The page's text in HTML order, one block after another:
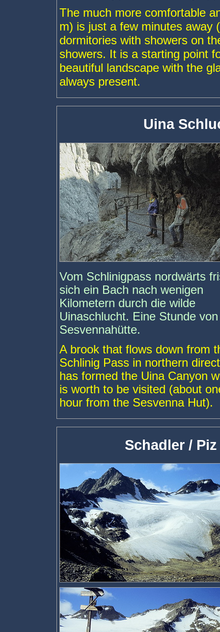
The much more comfortable
m) is just a few minutes away
dormitories with showers on
showers. It is a starting point
beautiful landscape with the
always present.
Uina
Vom Schlinigpass nordwärts
sich ein Bach nach wenigen
Kilometern durch die wilde
Uinaschlucht. Eine Stunde
Sesvennahütte.
A brook that flows down from
Schlinig Pass in northern
has formed the Uina Canyon
is worth to be visited (about
hour from the Sesvenna Hut).
Schadler /